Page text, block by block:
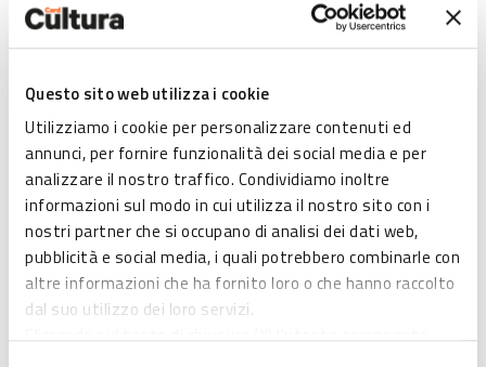
Questo sito web utilizza i cookie
Utilizziamo i cookie per personalizzare contenuti ed
annunci, per fornire funzionalità dei social media e per
analizzare il nostro traffico. Condividiamo inoltre
informazioni sul modo in cui utilizza il nostro sito con i
nostri partner che si occupano di analisi dei dati web,
pubblicità e social media, i quali potrebbero combinarle con
altre informazioni che ha fornito loro o che hanno raccolto
dal suo utilizzo dei loro servizi.
La Rocca propone numerose esperienze per vivere la storia in
prima persona:visite guidate(anche con guide in costume
d’epoca), eventi a lume di candela, cene con delitto ed
emozionantiEscape Room . Dal 2023 è disponibile anche
Verucchio immersiva, un tour in realtà aumentata con tre
tappe all’interno della Rocca e un percorso interattivo per
scoprire l’antico borgo.
Una visita a Verucchio merita almeno mezza giornata, da
concludere magari con un aperitivo al tramonto, senza
dimenticare una tappa al vicinoMuseo Archeologico, che
custodisce reperti unici della civiltà villanoviana.